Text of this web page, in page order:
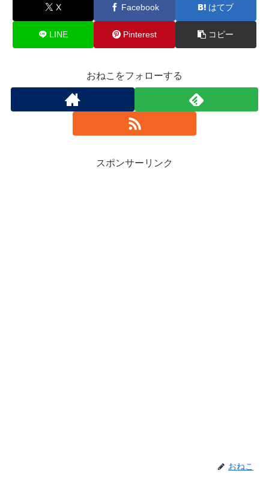
X Facebook はてブ
LINE Pinterest コピー
おねこをフォローする
スポンサーリンク
おねこ